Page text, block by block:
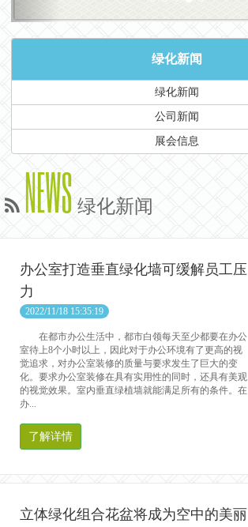
绿化新闻
绿化新闻
公司新闻
展会信息
NEWS 绿化新闻
办公室打造垂直绿化墙可缓解员工压
力
2022/11/18 15:35:19
在都市办公生活中，都市白领每天至少都要在办公
室待上8个小时以上，因此对于办公环境有了更高的视
觉追求，对办公室装修的质量与要求发生了巨大的变
化。要求办公室装修在具有实用性的同时，还具有美观
的视觉效果。室内垂直绿植墙就能满足所有的条件。在
办...
了解详情
立体绿化组合花盆将成为空中的美丽